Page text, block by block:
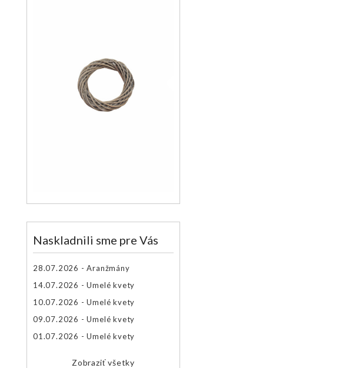
Naskladnili sme pre Vás
28.07.2026 - Aranžmány
14.07.2026 - Umelé kvety
10.07.2026 - Umelé kvety
09.07.2026 - Umelé kvety
01.07.2026 - Umelé kvety
Zobraziť všetky